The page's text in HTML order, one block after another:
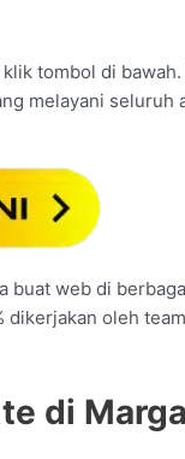
tombol di bawah.
melayani seluruh
buat web di
dikerjakan oleh
di